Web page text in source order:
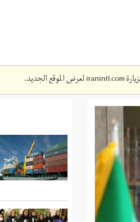
iranintl.comلعرض الموقع الجديد.